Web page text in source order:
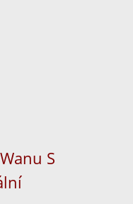
S